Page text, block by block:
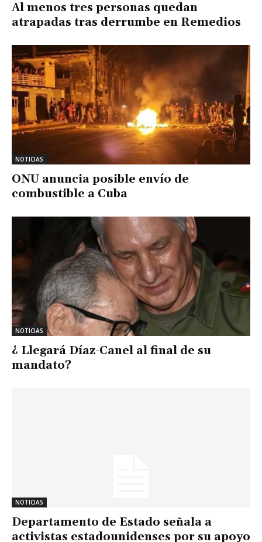
Al menos tres personas quedan
atrapadas tras derrumbe en Remedios
NOTICIAS
ONU anuncia posible envío de
combustible a Cuba
NOTICIAS
¿ Llegará Díaz-Canel al final de su
mandato?
NOTICIAS
Departamento de Estado señala a
activistas estadounidenses por su apoyo